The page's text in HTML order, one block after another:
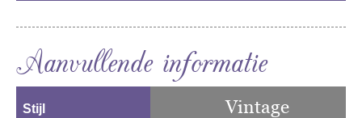
Aanvullende informatie
Stijl Vintage